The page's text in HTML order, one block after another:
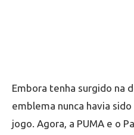
Embora tenha surgido na
emblema nunca havia
jogo. Agora, a PUMA e o